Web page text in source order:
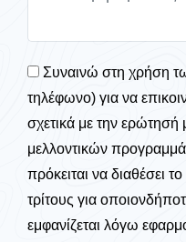
Συναινώ στη χρήση
τηλέφωνο) για να
σχετικά με την
μελλοντικών
πρόκειται να διαθέσει
τρίτους για
εμφανίζεται λόγω